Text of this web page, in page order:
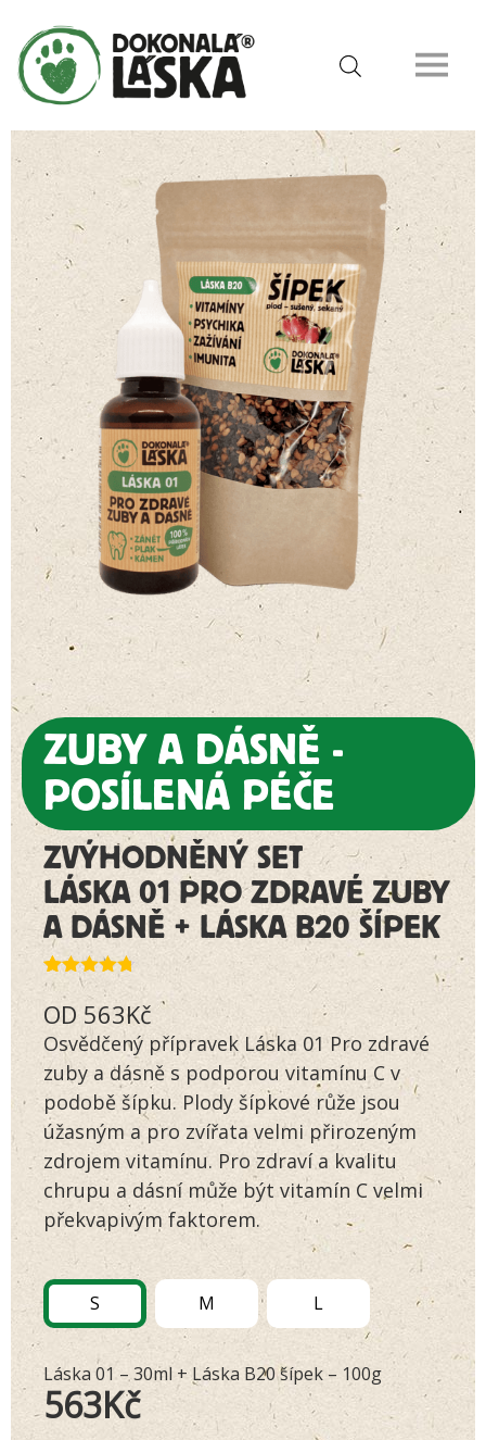
ZUBY A DÁSNĚ -
POSÍLENÁ PÉČE
ZVÝHODNĚNÝ SET
LÁSKA 01 PRO ZDRAVÉ ZUBY
A DÁSNĚ + LÁSKA B20 ŠÍPEK
Hodnoceno
4.70z 5
na základě
142
hodnocení
zákazníků
OD 563Kč
Osvědčený přípravek Láska 01 Pro zdravé
zuby a dásně s podporou vitamínu C v
podobě šípku. Plody šípkové růže jsou
úžasným a pro zvířata velmi přirozeným
zdrojem vitamínu. Pro zdraví a kvalitu
chrupu a dásní může být vitamín C velmi
překvapivým faktorem.
S M L
Láska 01 – 30ml + Láska B20 šípek – 100g
563Kč